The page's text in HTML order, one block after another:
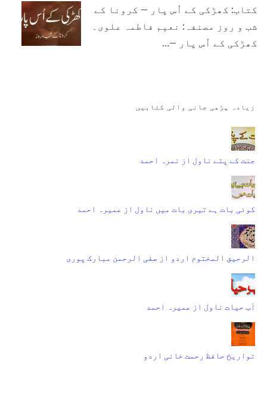
کتاب: کھڑکی کے اُس پار – کرونا کے
شب و روز مصنفہ: نعیم فاطمہ علوی۔
کھڑکی کے اُس پار –…
زیادہ پڑھی جانی والی کتابیں
جنت کے پتے ناول از نمرہ احمد
کوئی بات ہے تیری بات میں ناول از عمیرہ احمد
الرحیق المختوم اردو از صفی الرحمن مبارک پوری
آب حیات ناول از عمیرہ احمد
تواریخ حافظ رحمت خانی اردو